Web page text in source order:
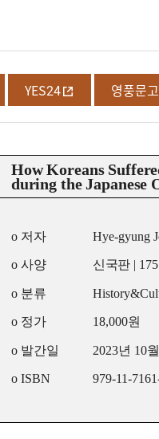
YES24 영풍문고
How Koreans
during the Japanese
o 저자 Hye-gyung
o사양 신국판 | 175
o 분류
o 정가 18,000원
o 발간일 2023년 10
o ISBN 979-11-